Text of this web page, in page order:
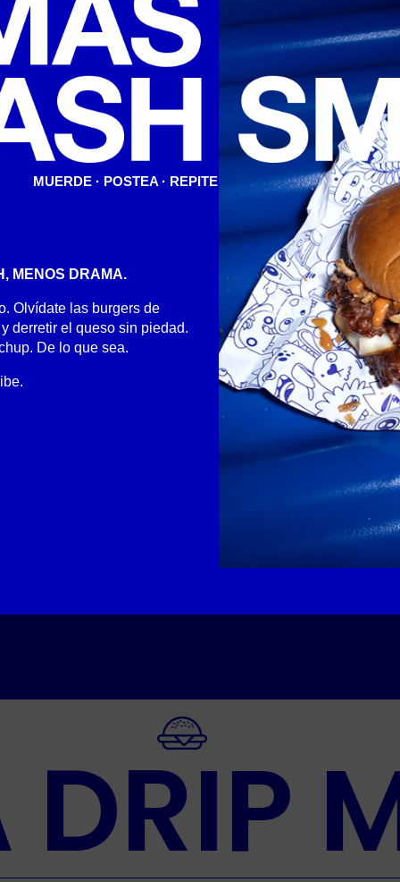
MUERDE · POSTEA · REPITE
MENOS DRAMA.
Olvídate las burgers de
derretir el queso sin piedad.
De lo que sea.
DRIP